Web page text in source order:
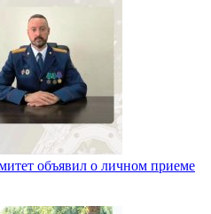
объявил о личном приеме